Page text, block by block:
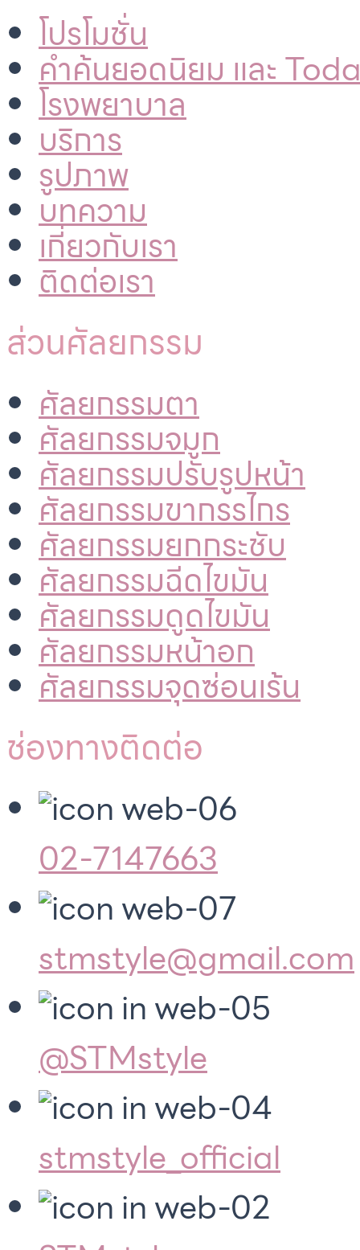
โปรโมชั่น
คำค้นยอดนิยม และ
โรงพยาบาล
บริการ
รูปภาพ
บทความ
เกี่ยวกับเรา
ติดต่อเรา
ส่วนศัลยกรรม
ศัลยกรรมตา
ศัลยกรรมจมูก
ศัลยกรรมปรับรูปหน้า
ศัลยกรรมขากรรไกร
ศัลยกรรมยกกระชับ
ศัลยกรรมฉีดไขมัน
ศัลยกรรมดูดไขมัน
ศัลยกรรมหน้าอก
ศัลยกรรมจุดซ่อนเร้น
ช่องทางติดต่อ
02-7147663
stmstyle@gmail.com
@STMstyle
stmstyle_official